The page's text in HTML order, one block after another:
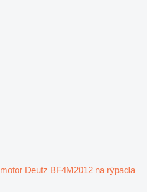
motor Deutz BF4M2012 na rýpadla